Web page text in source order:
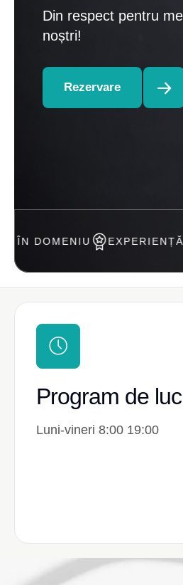
Din respect pentru
noștri!
Rezervare
EXPERIENȚĂ DE PESTE 20
Program de
Luni-vineri 8:00 19:00